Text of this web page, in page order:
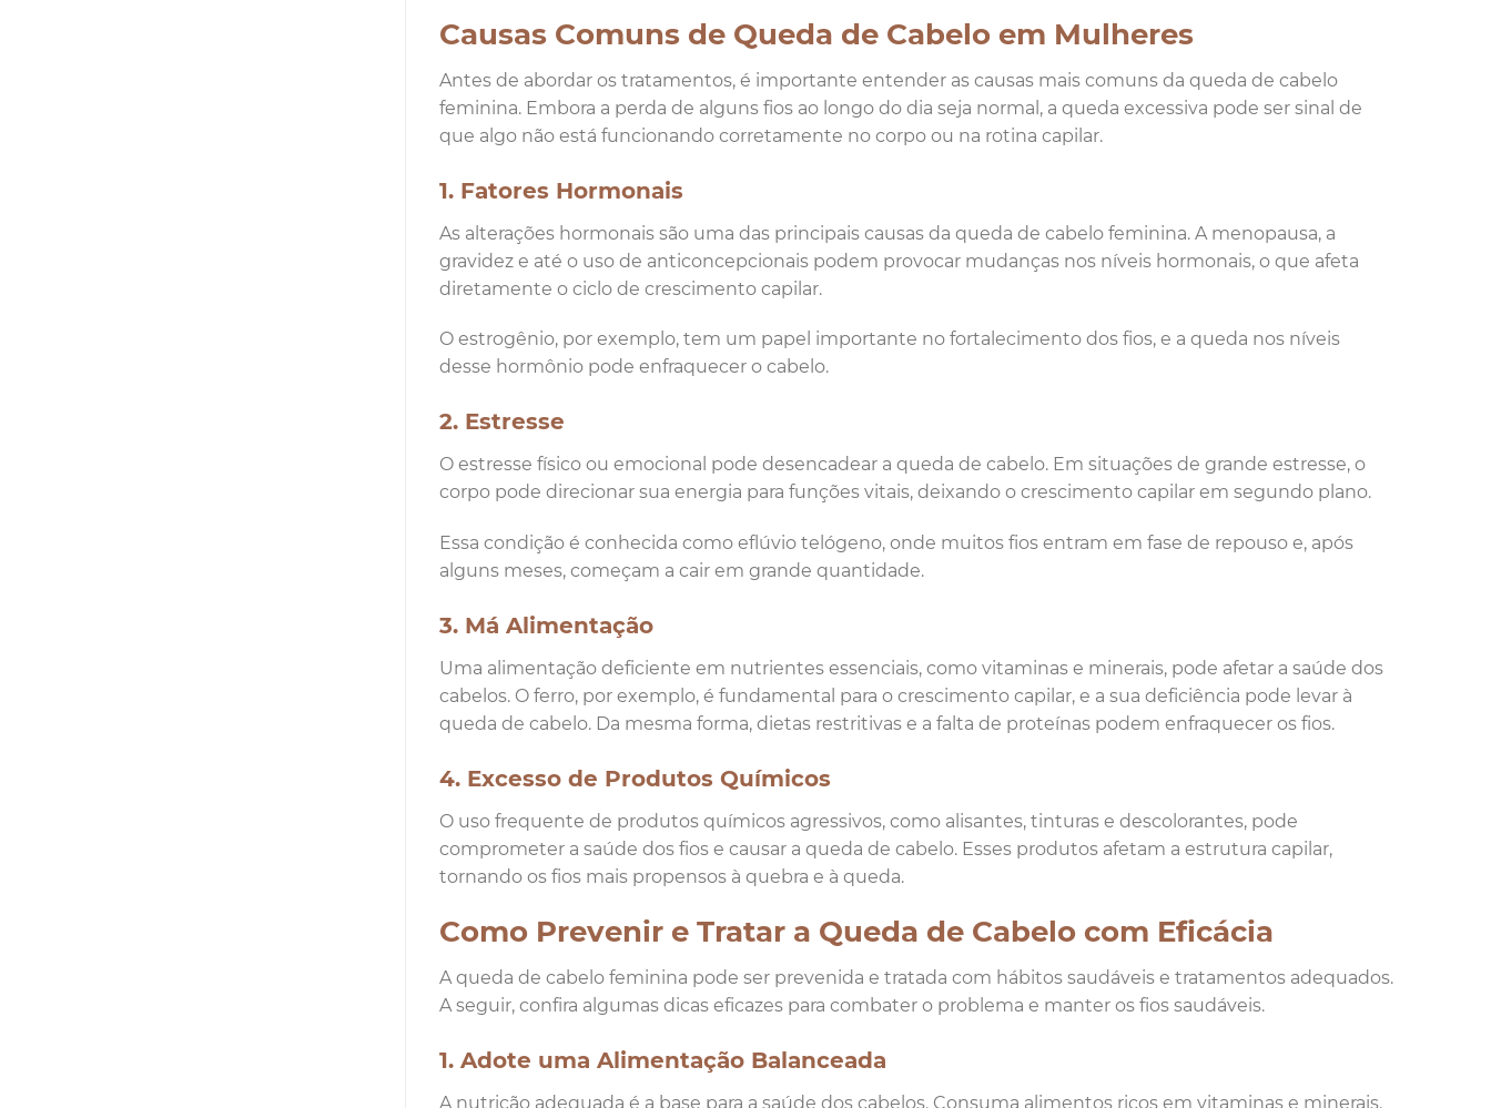
Causas Comuns de Queda de Cabelo em Mulheres
Antes de abordar os tratamentos, é importante entender as causas mais comuns da queda de cabelo
feminina. Embora a perda de alguns fios ao longo do dia seja normal, a queda excessiva pode ser sinal de
que algo não está funcionando corretamente no corpo ou na rotina capilar.
1. Fatores Hormonais
As alterações hormonais são uma das principais causas da queda de cabelo feminina. A menopausa, a
gravidez e até o uso de anticoncepcionais podem provocar mudanças nos níveis hormonais, o que afeta
diretamente o ciclo de crescimento capilar.
O estrogênio, por exemplo, tem um papel importante no fortalecimento dos fios, e a queda nos níveis
desse hormônio pode enfraquecer o cabelo.
2. Estresse
O estresse físico ou emocional pode desencadear a queda de cabelo. Em situações de grande estresse, o
corpo pode direcionar sua energia para funções vitais, deixando o crescimento capilar em segundo plano.
Essa condição é conhecida como eflúvio telógeno, onde muitos fios entram em fase de repouso e, após
alguns meses, começam a cair em grande quantidade.
3. Má Alimentação
Uma alimentação deficiente em nutrientes essenciais, como vitaminas e minerais, pode afetar a saúde dos
cabelos. O ferro, por exemplo, é fundamental para o crescimento capilar, e a sua deficiência pode levar à
queda de cabelo. Da mesma forma, dietas restritivas e a falta de proteínas podem enfraquecer os fios.
4. Excesso de Produtos Químicos
O uso frequente de produtos químicos agressivos, como alisantes, tinturas e descolorantes, pode
comprometer a saúde dos fios e causar a queda de cabelo. Esses produtos afetam a estrutura capilar,
tornando os fios mais propensos à quebra e à queda.
Como Prevenir e Tratar a Queda de Cabelo com Eficácia
A queda de cabelo feminina pode ser prevenida e tratada com hábitos saudáveis e tratamentos adequados.
A seguir, confira algumas dicas eficazes para combater o problema e manter os fios saudáveis.
1. Adote uma Alimentação Balanceada
A nutrição adequada é a base para a saúde dos cabelos. Consuma alimentos ricos em vitaminas e minerais,